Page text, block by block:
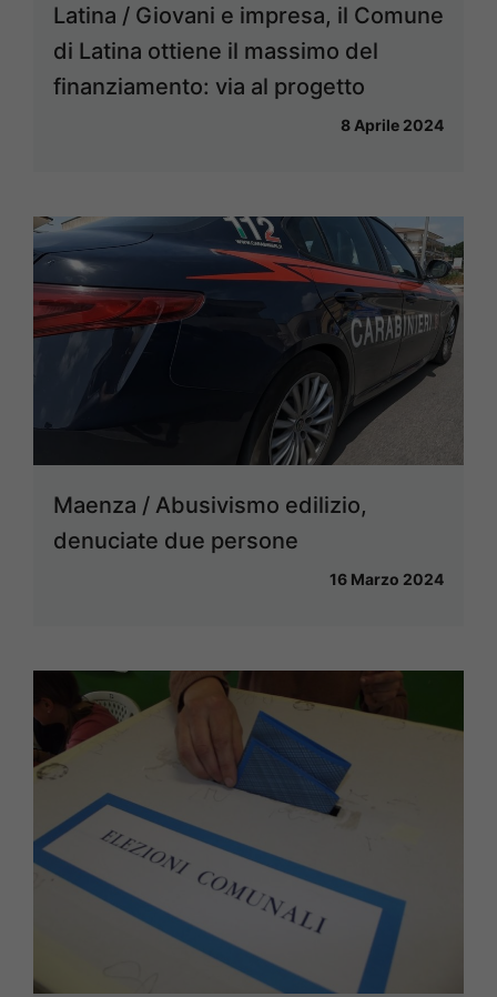
Latina / Giovani e impresa, il Comune
di Latina ottiene il massimo del
finanziamento: via al progetto
8 Aprile 2024
Maenza / Abusivismo edilizio,
denuciate due persone
16 Marzo 2024